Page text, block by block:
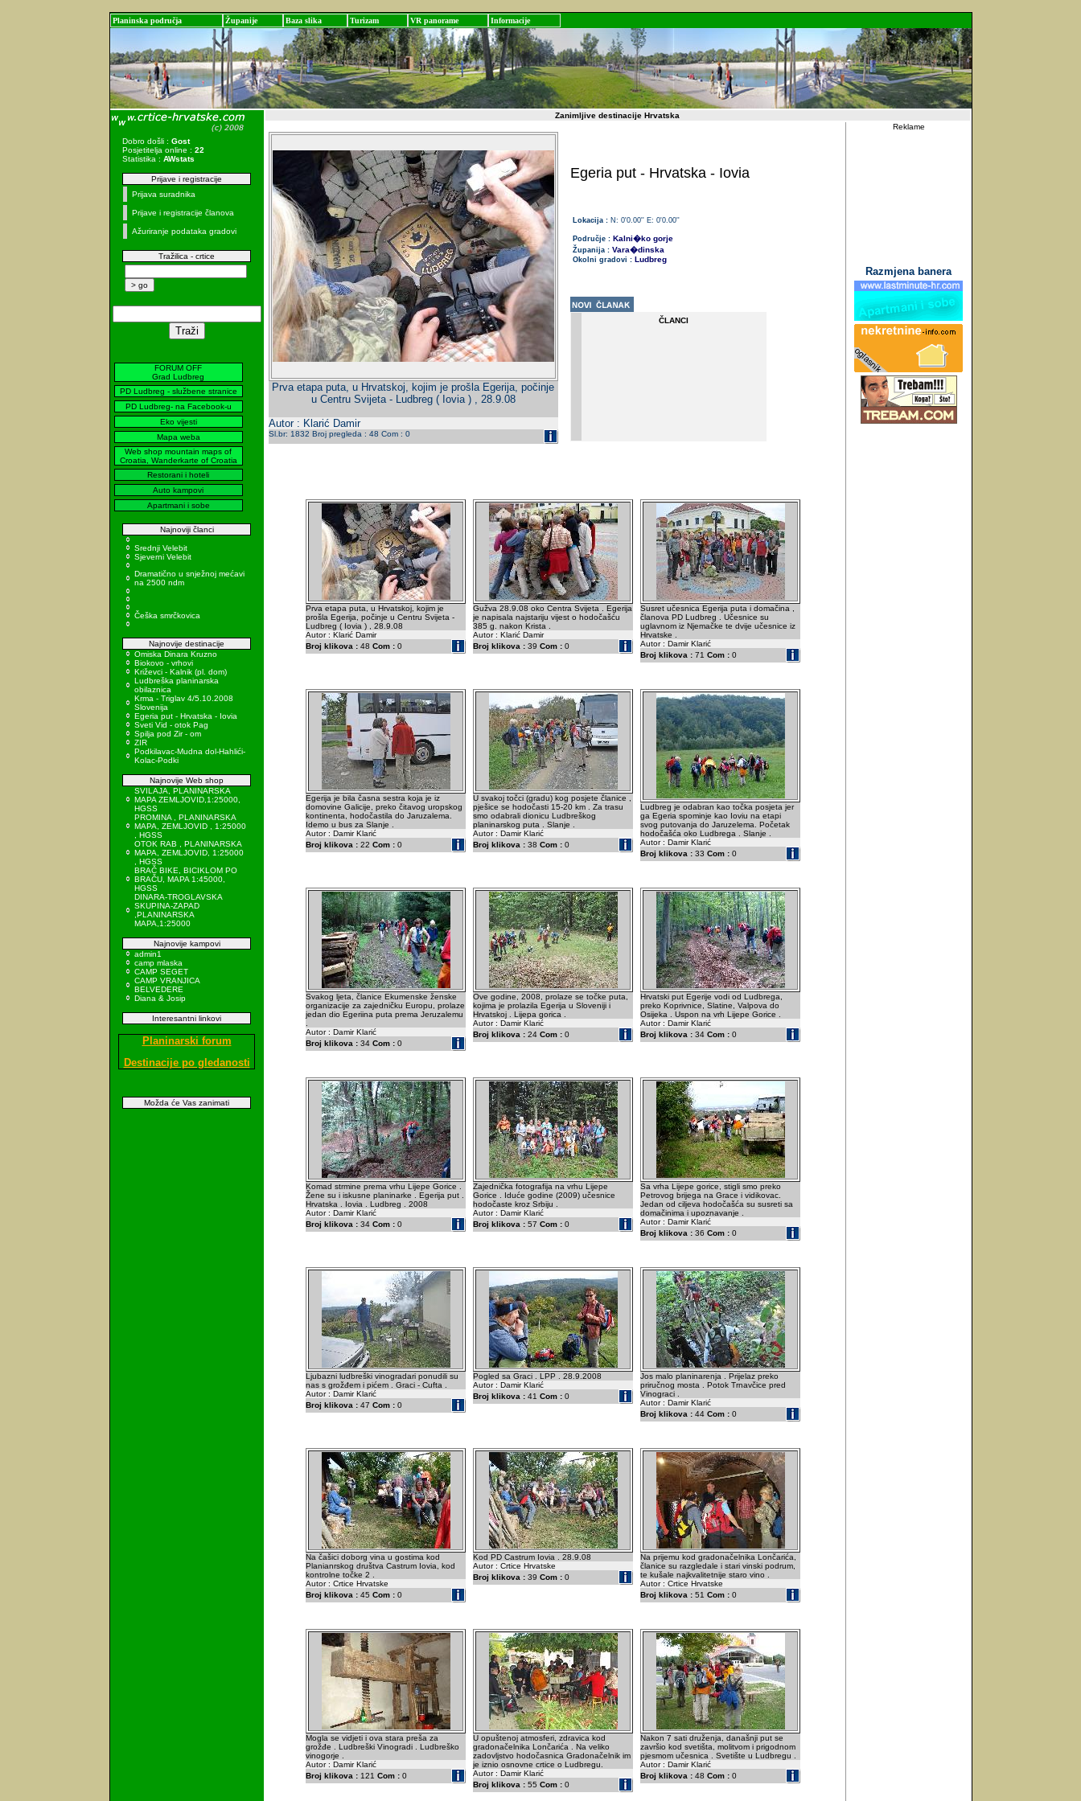
Planinska područja Županije Baza slika Turizam VR panorame Informacije
Dobro došli : Gost
Posjetitelja online : 22
Statistika : AWstats
Prijave i registracije
Prijava suradnika
Prijave i registracije članova
Ažuriranje podataka gradovi
Tražilica - crtice
FORUM OFF
Grad Ludbreg
PD Ludbreg - službene stranice
PD Ludbreg- na Facebook-u
Eko vijesti
Mapa weba
Web shop mountain maps of
Croatia, Wanderkarte of Croatia
Restorani i hoteli
Auto kampovi
Apartmani i sobe
Najnoviji članci
Srednji Velebit
Sjeverni Velebit
Dramatično u snježnoj mećavi
na 2500 ndm
Češka smrčkovica
Najnovije destinacije
Omiska Dinara Kruzno
Biokovo - vrhovi
Križevci - Kalnik (pl. dom)
Ludbreška planinarska
obilaznica
Krma - Triglav 4/5.10.2008
Slovenija
Egeria put - Hrvatska - Iovia
Sveti Vid - otok Pag
Spilja pod Zir - om
ZIR
Podkilavac-Mudna dol-Hahlići-
Kolac-Podki
Najnovije Web shop
SVILAJA, PLANINARSKA
MAPA ZEMLJOVID,1:25000,
HGSS
PROMINA , PLANINARSKA
MAPA, ZEMLJOVID , 1:25000
, HGSS
OTOK RAB , PLANINARSKA
MAPA, ZEMLJOVID, 1:25000
, HGSS
BRAČ BIKE, BICIKLOM PO
BRAČU, MAPA 1:45000,
HGSS
DINARA-TROGLAVSKA
SKUPINA-ZAPAD
,PLANINARSKA
MAPA,1:25000
Najnovije kampovi
admin1
camp mlaska
CAMP SEGET
CAMP VRANJICA
BELVEDERE
Diana & Josip
Interesantni linkovi
Planinarski forum
Destinacije po gledanosti
Možda će Vas zanimati
Zanimljive destinacije Hrvatska
Prva etapa puta, u Hrvatskoj, kojim je prošla Egerija, počinje
u Centru Svijeta - Ludbreg ( Iovia ) , 28.9.08
Autor : Klarić Damir
Sl.br: 1832 Broj pregleda : 48 Com : 0
Egeria put - Hrvatska - Iovia
Lokacija : N: 0'0.00'' E: 0'0.00''
Područje : Kalni�ko gorje
Županija : Vara�dinska
Okolni gradovi : Ludbreg
ČLANCI
Prva etapa puta, u Hrvatskoj, kojim je
prošla Egerija, počinje u Centru Svijeta -
Ludbreg ( Iovia ) , 28.9.08
Autor : Klarić Damir
Broj klikova : 48 Com : 0
Gužva 28.9.08 oko Centra Svijeta . Egerija
je napisala najstariju vijest o hodočašću
385 g. nakon Krista .
Autor : Klarić Damir
Broj klikova : 39 Com : 0
Susret učesnica Egerija puta i domačina ,
članova PD Ludbreg . Učesnice su
uglavnom iz Njemačke te dvije učesnice iz
Hrvatske .
Autor : Damir Klarić
Broj klikova : 71 Com : 0
Egerija je bila časna sestra koja je iz
domovine Galicije, preko čitavog uropskog
kontinenta, hodočastila do Jaruzalema.
Idemo u bus za Slanje .
Autor : Damir Klarić
Broj klikova : 22 Com : 0
U svakoj točci (gradu) kog posjete članice ,
pješice se hodočasti 15-20 km . Za trasu
smo odabrali dionicu Ludbreškog
planinarskog puta . Slanje .
Autor : Damir Klarić
Broj klikova : 38 Com : 0
Ludbreg je odabran kao točka posjeta jer
ga Egeria spominje kao Ioviu na etapi
svog putovanja do Jaruzelema. Početak
hodočašća oko Ludbrega . Slanje .
Autor : Damir Klarić
Broj klikova : 33 Com : 0
Svakog ljeta, članice Ekumenske ženske
organizacije za zajedničku Europu, prolaze
jedan dio Egeriina puta prema Jeruzalemu
Autor : Damir Klarić
Broj klikova : 34 Com : 0
Ove godine, 2008, prolaze se točke puta,
kojima je prolazila Egerija u Sloveniji i
Hrvatskoj . Lijepa gorica .
Autor : Damir Klarić
Broj klikova : 24 Com : 0
Hrvatski put Egerije vodi od Ludbrega,
preko Koprivnice, Slatine, Valpova do
Osijeka . Uspon na vrh Lijepe Gorice .
Autor : Damir Klarić
Broj klikova : 34 Com : 0
Komad strmine prema vrhu Lijepe Gorice .
Žene su i iskusne planinarke . Egerija put .
Hrvatska . Iovia . Ludbreg . 2008
Autor : Damir Klarić
Broj klikova : 34 Com : 0
Zajednička fotografija na vrhu Lijepe
Gorice . Iduće godine (2009) učesnice
hodočaste kroz Srbiju .
Autor : Damir Klarić
Broj klikova : 57 Com : 0
Sa vrha Lijepe gorice, stigli smo preko
Petrovog brijega na Grace i vidikovac.
Jedan od ciljeva hodočašća su susreti sa
domačinima i upoznavanje .
Autor : Damir Klarić
Broj klikova : 36 Com : 0
Ljubazni ludbreški vinogradari ponudili su
nas s grožđem i pićem . Graci - Cufta .
Autor : Damir Klarić
Broj klikova : 47 Com : 0
Pogled sa Graci . LPP . 28.9.2008
Autor : Damir Klarić
Broj klikova : 41 Com : 0
Jos malo planinarenja . Prijelaz preko
priručnog mosta . Potok Trnavčice pred
Vinograci .
Autor : Damir Klarić
Broj klikova : 44 Com : 0
Na čašici doborg vina u gostima kod
Planianrskog društva Castrum Iovia, kod
kontrolne točke 2 .
Autor : Crtice Hrvatske
Broj klikova : 45 Com : 0
Kod PD Castrum Iovia . 28.9.08
Autor : Crtice Hrvatske
Broj klikova : 39 Com : 0
Na prijemu kod gradonačelnika Lončarića,
članice su razgledale i stari vinski podrum,
te kušale najkvalitetnije staro vino .
Autor : Crtice Hrvatske
Broj klikova : 51 Com : 0
Mogla se vidjeti i ova stara preša za
grožđe . Ludbreški Vinogradi . Ludbreško
vinogorje .
Autor : Damir Klarić
Broj klikova : 121 Com : 0
U opuštenoj atmosferi, zdravica kod
gradonačelnika Lončarića . Na veliko
zadovljstvo hodočasnica Gradonačelnik im
je iznio osnovne crtice o Ludbregu.
Autor : Damir Klarić
Broj klikova : 55 Com : 0
Nakon 7 sati druženja, današnji put se
završio kod svetišta, molitvom i prigodnom
pjesmom učesnica . Svetište u Ludbregu .
Autor : Damir Klarić
Broj klikova : 48 Com : 0
Reklame
Razmjena banera